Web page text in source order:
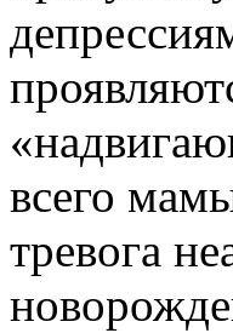
всего
тревога